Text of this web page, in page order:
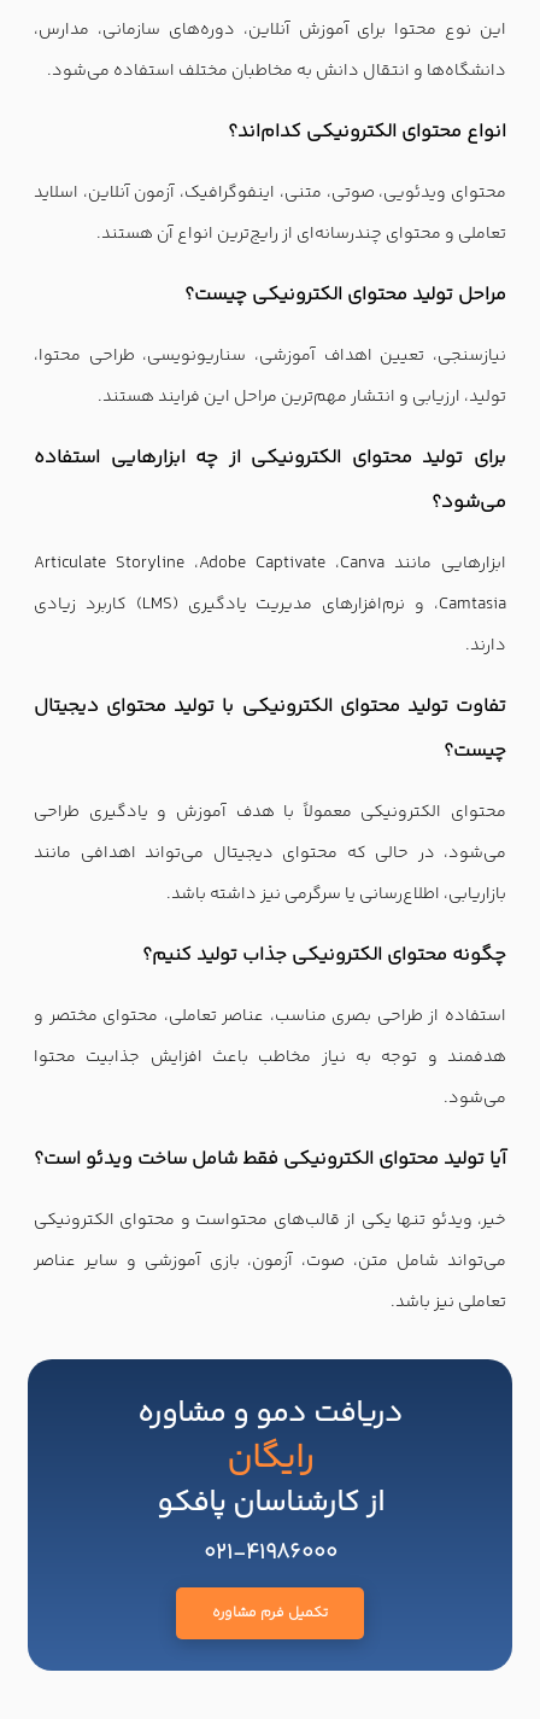
این نوع محتوا برای آموزش آنلاین، دوره‌های سازمانی، مدارس،
دانشگاه‌ها و انتقال دانش به مخاطبان مختلف استفاده می‌شود.
انواع محتوای الکترونیکی کدام‌اند؟
محتوای ویدئویی، صوتی، متنی، اینفوگرافیک، آزمون آنلاین، اسلاید
تعاملی و محتوای چندرسانه‌ای از رایج‌ترین انواع آن هستند.
مراحل تولید محتوای الکترونیکی چیست؟
نیازسنجی، تعیین اهداف آموزشی، سناریونویسی، طراحی محتوا،
تولید، ارزیابی و انتشار مهم‌ترین مراحل این فرایند هستند.
برای تولید محتوای الکترونیکی از چه ابزارهایی استفاده
می‌شود؟
ابزارهایی مانند Articulate Storyline ،Adobe Captivate ،Canva
،Camtasia و نرم‌افزارهای مدیریت یادگیری (LMS) کاربرد زیادی
دارند.
تفاوت تولید محتوای الکترونیکی با تولید محتوای دیجیتال
چیست؟
محتوای الکترونیکی معمولاً با هدف آموزش و یادگیری طراحی
می‌شود، در حالی که محتوای دیجیتال می‌تواند اهدافی مانند
بازاریابی، اطلاع‌رسانی یا سرگرمی نیز داشته باشد.
چگونه محتوای الکترونیکی جذاب تولید کنیم؟
استفاده از طراحی بصری مناسب، عناصر تعاملی، محتوای مختصر و
هدفمند و توجه به نیاز مخاطب باعث افزایش جذابیت محتوا
می‌شود.
آیا تولید محتوای الکترونیکی فقط شامل ساخت ویدئو است؟
خیر، ویدئو تنها یکی از قالب‌های محتواست و محتوای الکترونیکی
می‌تواند شامل متن، صوت، آزمون، بازی آموزشی و سایر عناصر
تعاملی نیز باشد.
دریافت دمو و مشاوره
رایگان
از کارشناسان پافکو
021-41986000
تکمیل فرم مشاوره